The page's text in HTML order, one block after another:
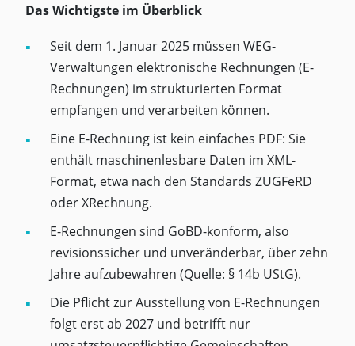
Das Wichtigste im Überblick
Seit dem 1. Januar 2025 müssen WEG-
Verwaltungen elektronische Rechnungen (E-
Rechnungen) im strukturierten Format
empfangen und verarbeiten können.
Eine E-Rechnung ist kein einfaches PDF: Sie
enthält maschinenlesbare Daten im XML-
Format, etwa nach den Standards ZUGFeRD
oder XRechnung.
E-Rechnungen sind GoBD-konform, also
revisionssicher und unveränderbar, über zehn
Jahre aufzubewahren (Quelle: § 14b UStG).
Die Pflicht zur Ausstellung von E-Rechnungen
folgt erst ab 2027 und betrifft nur